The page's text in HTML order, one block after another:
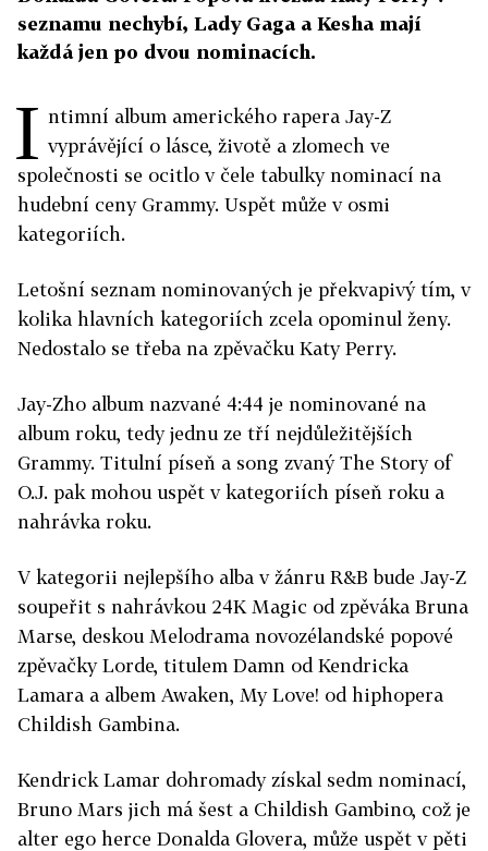
seznamu nechybí, Lady Gaga a Kesha mají
každá jen po dvou nominacích.
I ntimní album amerického rapera Jay-Z
vyprávějící o lásce, životě a zlomech ve
společnosti se ocitlo v čele tabulky nominací na
hudební ceny Grammy. Uspět může v osmi
kategoriích.
Letošní seznam nominovaných je překvapivý tím, v
kolika hlavních kategoriích zcela opominul ženy.
Nedostalo se třeba na zpěvačku Katy Perry.
Jay-Zho album nazvané 4:44 je nominované na
album roku, tedy jednu ze tří nejdůležitějších
Grammy. Titulní píseň a song zvaný The Story of
O.J. pak mohou uspět v kategoriích píseň roku a
nahrávka roku.
V kategorii nejlepšího alba v žánru R&B bude Jay-Z
soupeřit s nahrávkou 24K Magic od zpěváka Bruna
Marse, deskou Melodrama novozélandské popové
zpěvačky Lorde, titulem Damn od Kendricka
Lamara a albem Awaken, My Love! od hiphopera
Childish Gambina.
Kendrick Lamar dohromady získal sedm nominací,
Bruno Mars jich má šest a Childish Gambino, což je
alter ego herce Donalda Glovera, může uspět v pěti